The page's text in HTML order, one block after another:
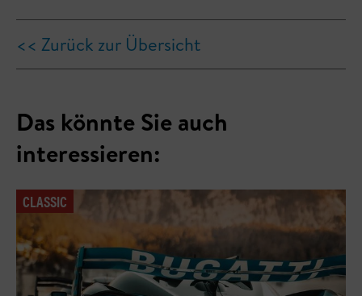
<< Zurück zur Übersicht
Das könnte Sie auch
interessieren:
CLASSIC